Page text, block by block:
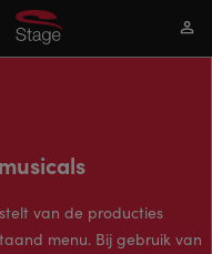
Mijn
van de producties
menu. Bij gebruik van